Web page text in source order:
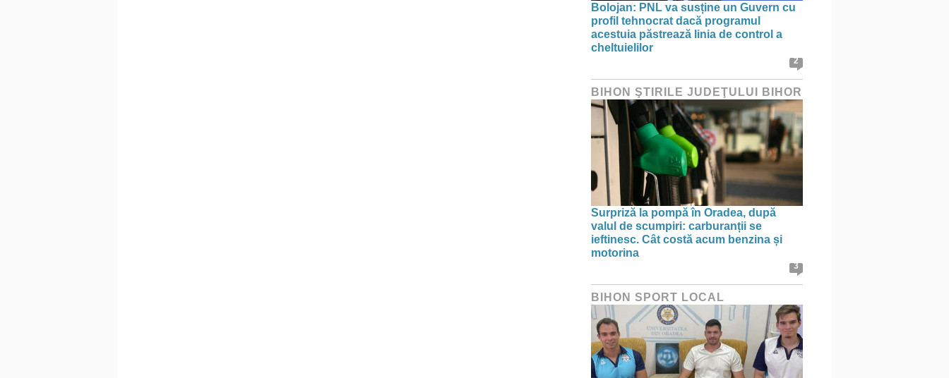
Bolojan: PNL va susține un Guvern cu
profil tehnocrat dacă programul
acestuia păstrează linia de control a
cheltuielilor
2
BIHON ŞTIRILE JUDEŢULUI BIHOR
Surpriză la pompă în Oradea, după
valul de scumpiri: carburanții se
ieftinesc. Cât costă acum benzina și
motorina
3
BIHON SPORT LOCAL